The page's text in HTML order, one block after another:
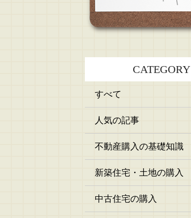
CATEGORY
すべて
人気の記事
不動産購入の基礎知識
新築住宅・土地の購入
中古住宅の購入